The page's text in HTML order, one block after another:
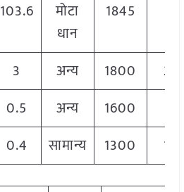
103.6
मोटा
धान
1845
3 अन्य 1800
0.5 अन्य 1600
0.4 सामान्य 1300